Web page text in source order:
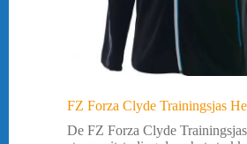
FZ Forza Clyde Trainingsjas
De FZ Forza Clyde